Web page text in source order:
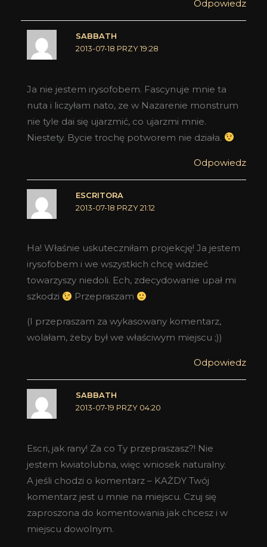
Odpowiedz
SABBATH
2013-07-18 PRZY 19:28
Ja nie jestem irysofobem. Fascynuje mnie ta
nuta i liczyłam nato, ze w Nazarenie monstrum
nie tyle dai się ujarzmić, co ujarzmi mnie.
Niestety. Bycie trochę potworem nie działa.
Odpowiedz
ESCRITORA
2013-07-18 PRZY 21:12
Ha! Właśnie uskuteczniłam projekcję! Ja jestem
irysofobem i we wszystkich chcę widzieć
towarzyszy niedoli. Ech, zdecydowanie upał mi
szkodzi
Przepraszam
(I przepraszam za wykasowany komentarz,
wolałam, żeby był we właściwym miejscu ;))
Odpowiedz
SABBATH
2013-07-19 PRZY 04:20
Escri, jak rany! Za co Ty przepraszasz?! Nie
jestem kwiatolubna, więc wniosek naturalny.
A jeśli chodzi o komentarz – KAŻDY Twój
komentarz jest u mnie na miejscu. Czuj się
zaproszona do komentowania jak chcesz i w
miejscu dowolnym.